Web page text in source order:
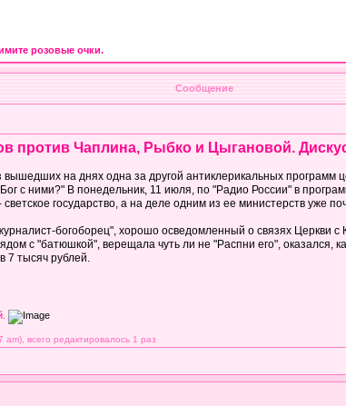
розовые очки.
Сообщение
против Чаплина, Рыбко и Цыгановой.
на днях одна за другой антиклерикальных программ
с ними?" В понедельник, 11 июля, по "Радио России" в
государство, а на деле одним из ее министерств уже
богоборец", хорошо осведомленный о связях Церкви
с "батюшкой", верещала чуть ли не "Распни его", оказался,
7 тысяч рублей.
всего редактировалось 1 раз